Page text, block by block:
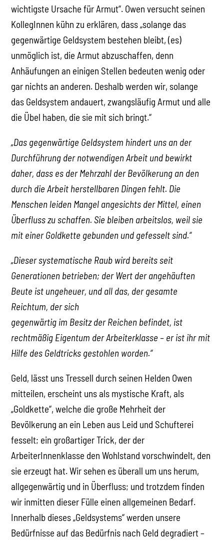
wichtigste Ursache für Armut“. Owen versucht seinen
KollegInnen kühn zu erklären, dass „solange das
gegenwärtige Geldsystem bestehen bleibt, (es)
unmöglich ist, die Armut abzuschaffen, denn
Anhäufungen an einigen Stellen bedeuten wenig oder
gar nichts an anderen. Deshalb werden wir, solange
das Geldsystem andauert, zwangsläufig Armut und alle
die Übel haben, die sie mit sich bringt.“
„Das gegenwärtige Geldsystem hindert uns an der
Durchführung der notwendigen Arbeit und bewirkt
daher, dass es der Mehrzahl der Bevölkerung an den
durch die Arbeit herstellbaren Dingen fehlt. Die
Menschen leiden Mangel angesichts der Mittel, einen
Überfluss zu schaffen. Sie bleiben arbeitslos, weil sie
mit einer Goldkette gebunden und gefesselt sind.“
„Dieser systematische Raub wird bereits seit
Generationen betrieben; der Wert der angehäuften
Beute ist ungeheuer, und all das, der gesamte
Reichtum, der sich
gegenwärtig im Besitz der Reichen befindet, ist
rechtmäßig Eigentum der Arbeiterklasse – er ist ihr mit
Hilfe des Geldtricks gestohlen worden.“
Geld, lässt uns Tressell durch seinen Helden Owen
mitteilen, erscheint uns als mystische Kraft, als
„Goldkette“, welche die große Mehrheit der
Bevölkerung an ein Leben aus Leid und Schufterei
fesselt; ein großartiger Trick, der der
ArbeiterInnenklasse den Wohlstand vorschwindelt, den
sie erzeugt hat. Wir sehen es überall um uns herum,
allgegenwärtig und in Überfluss; und trotzdem finden
wir inmitten dieser Fülle einen allgemeinen Bedarf.
Innerhalb dieses „Geldsystems“ werden unsere
Bedürfnisse auf das Bedürfnis nach Geld degradiert –